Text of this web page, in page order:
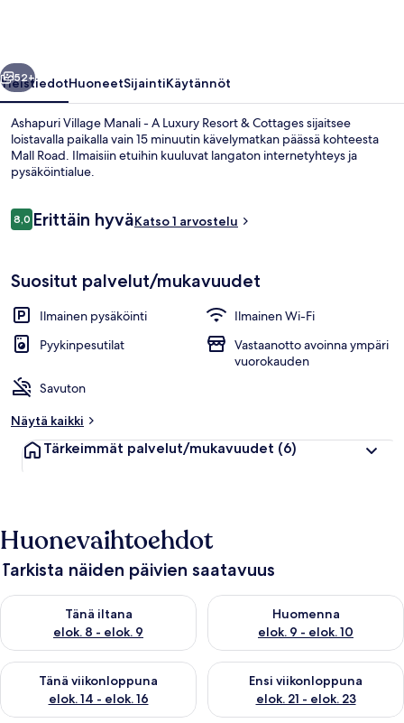
&
Cottages
valokuvagalleria
Ulkopuoli
Seuraava
52+
YleistiedotHuoneetSijaintiKäytännöt
Ashapuri Village Manali - A Luxury Resort & Cottages sijaitsee
loistavalla paikalla vain 15 minuutin kävelymatkan päässä kohteesta
Mall Road. Ilmaisiin etuihin kuuluvat langaton internetyhteys ja
pysäköintialue.
Arvostelut
8,08,0 kautta 10.
Erittäin hyväKatso 1 arvostelu
Suositut palvelut/mukavuudet
Ilmainen pysäköinti
Ilmainen Wi-Fi
Pyykinpesutilat
Vastaanotto avoinna ympäri
vuorokauden
Savuton
Näytä kaikki
Tärkeimmät palvelut/mukavuudet (6)
Huonevaihtoehdot
Tarkista näiden päivien saatavuus
Tänä iltana
elok. 8 - elok. 9
Tarkista tämän illan saatavuus elok. 8 - elok. 9
Huomenna
elok. 9 - elok. 10
Tarkista huomisen saatavuus
Tänä viikonloppuna
elok. 14 - elok. 16
Tarkista tämän viikonlopun saatavuus elok. 14 - elok. 16
Ensi viikonloppuna
elok. 21 - elok. 23
Tarkista ensi viikonlopun